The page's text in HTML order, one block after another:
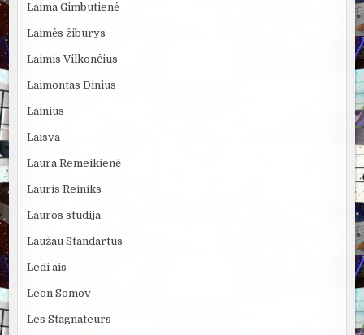
Laima Gimbutienė
Laimės žiburys
Laimis Vilkončius
Laimontas Dinius
Lainius
Laisva
Laura Remeikienė
Lauris Reiniks
Lauros studija
Laužau Standartus
Ledi ais
Leon Somov
Les Stagnateurs